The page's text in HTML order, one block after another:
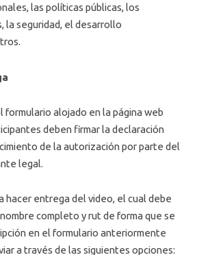
las políticas públicas, los
la seguridad, el desarrollo
formulario alojado en la página web
deben firmar la declaración
de la autorización por parte del
legal.
hacer entrega del video, el cual debe
completo y rut de forma que se
en el formulario anteriormente
a través de las siguientes opciones: